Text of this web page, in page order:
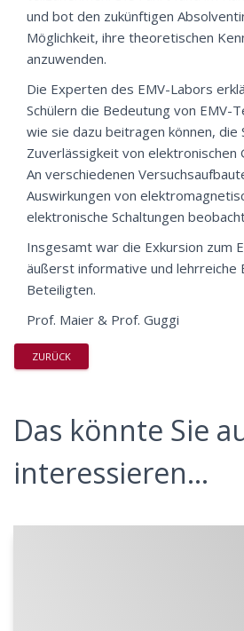
und bot den zukünftigen
Möglichkeit, ihre theoretischen
anzuwenden.
Die Experten des EMV-Labors
Schülern die Bedeutung von EMV-
wie sie dazu beitragen können, die
Zuverlässigkeit von
An verschiedenen
Auswirkungen von
elektronische Schaltungen
Insgesamt war die Exkursion zum
äußerst informative und lehrreiche
Beteiligten.
Prof. Maier & Prof. Guggi
ZURÜCK
Das könnte Sie
interessieren...